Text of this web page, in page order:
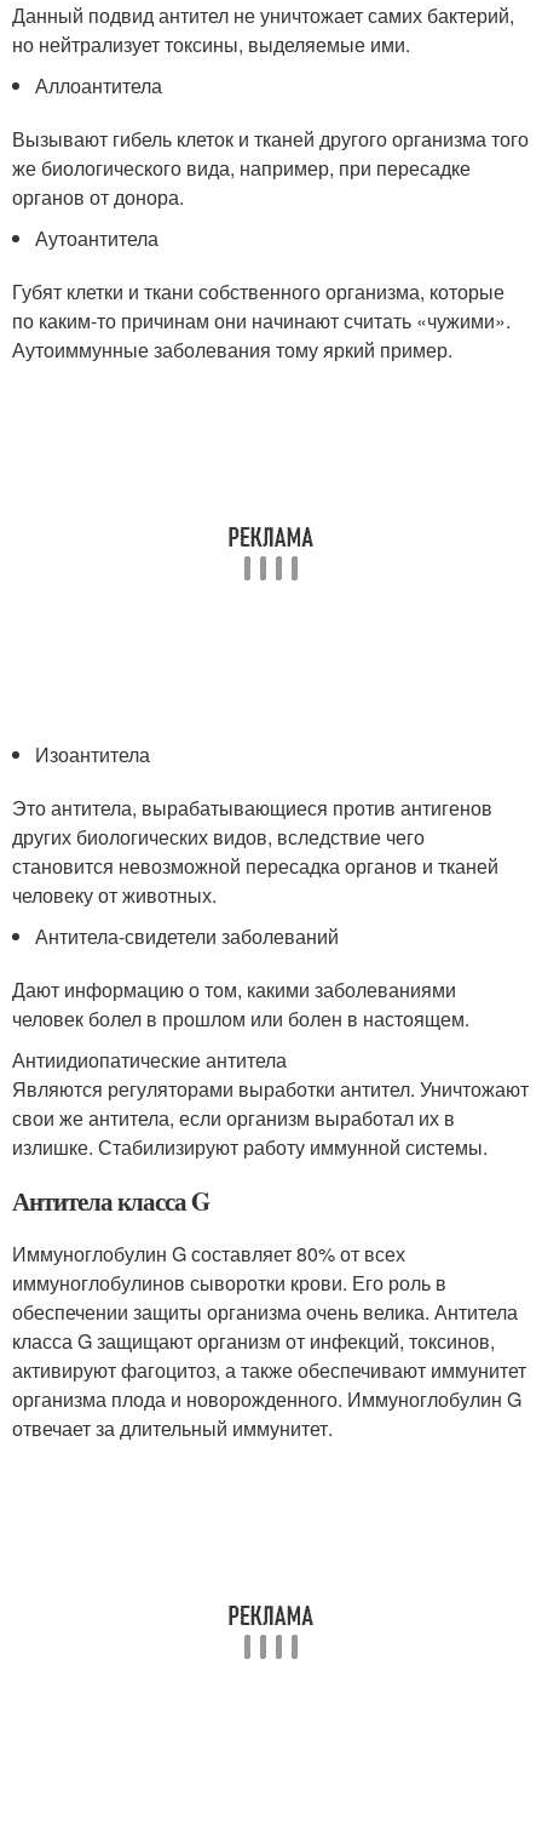
Данный подвид антител не уничтожает самих бактерий,
но нейтрализует токсины, выделяемые ими.
Аллоантитела
Вызывают гибель клеток и тканей другого организма того
же биологического вида, например, при пересадке
органов от донора.
Аутоантитела
Губят клетки и ткани собственного организма, которые
по каким-то причинам они начинают считать «чужими».
Аутоиммунные заболевания тому яркий пример.
Изоантитела
Это антитела, вырабатывающиеся против антигенов
других биологических видов, вследствие чего
становится невозможной пересадка органов и тканей
человеку от животных.
Антитела-свидетели заболеваний
Дают информацию о том, какими заболеваниями
человек болел в прошлом или болен в настоящем.
Антиидиопатические антитела
Являются регуляторами выработки антител. Уничтожают
свои же антитела, если организм выработал их в
излишке. Стабилизируют работу иммунной системы.
Антитела класса G
Иммуноглобулин G составляет 80% от всех
иммуноглобулинов сыворотки крови. Его роль в
обеспечении защиты организма очень велика. Антитела
класса G защищают организм от инфекций, токсинов,
активируют фагоцитоз, а также обеспечивают иммунитет
организма плода и новорожденного. Иммуноглобулин G
отвечает за длительный иммунитет.